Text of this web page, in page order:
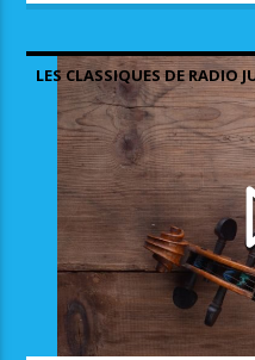
LES CLASSIQUES DE RADIO